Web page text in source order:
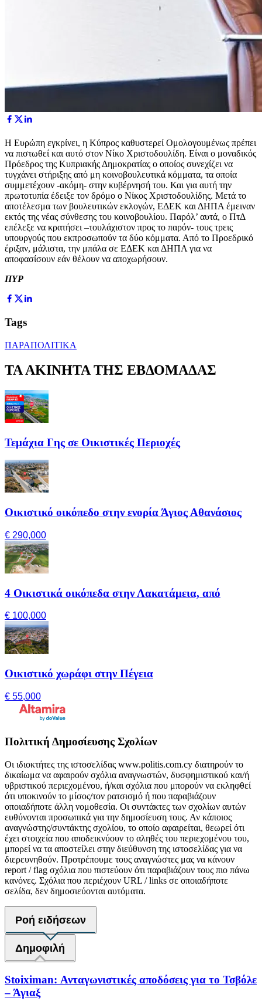
Η Ευρώπη εγκρίνει, η Κύπρος καθυστερεί Ομολογουμένως πρέπει
να πιστωθεί και αυτό στον Νίκο Χριστοδουλίδη. Είναι ο μοναδικός
Πρόεδρος της Κυπριακής Δημοκρατίας ο οποίος συνεχίζει να
τυγχάνει στήριξης από μη κοινοβουλευτικά κόμματα, τα οποία
συμμετέχουν -ακόμη- στην κυβέρνησή του. Και για αυτή την
πρωτοτυπία έδειξε τον δρόμο ο Νίκος Χριστοδουλίδης. Μετά το
αποτέλεσμα των βουλευτικών εκλογών, ΕΔΕΚ και ΔΗΠΑ έμειναν
εκτός της νέας σύνθεσης του κοινοβουλίου. Παρόλ’ αυτά, ο ΠτΔ
επέλεξε να κρατήσει –τουλάχιστον προς το παρόν- τους τρεις
υπουργούς που εκπροσωπούν τα δύο κόμματα. Από το Προεδρικό
έριξαν, μάλιστα, την μπάλα σε ΕΔΕΚ και ΔΗΠΑ για να
αποφασίσουν εάν θέλουν να αποχωρήσουν.
ΠΥΡ
Tags
ΠΑΡΑΠΟΛΙΤΙΚΑ
ΤΑ ΑΚΙΝΗΤΑ ΤΗΣ ΕΒΔΟΜΑΔΑΣ
Τεμάχια Γης σε Οικιστικές Περιοχές
Οικιστικό οικόπεδο στην ενορία Άγιος Αθανάσιος
€ 290,000
4 Οικιστικά οικόπεδα στην Λακατάμεια, από
€ 100,000
Οικιστικό χωράφι στην Πέγεια
€ 55,000
Πολιτική Δημοσίευσης Σχολίων
Οι ιδιοκτήτες της ιστοσελίδας www.politis.com.cy διατηρούν το
δικαίωμα να αφαιρούν σχόλια αναγνωστών, δυσφημιστικού και/ή
υβριστικού περιεχομένου, ή/και σχόλια που μπορούν να εκληφθεί
ότι υποκινούν το μίσος/τον ρατσισμό ή που παραβιάζουν
οποιαδήποτε άλλη νομοθεσία. Οι συντάκτες των σχολίων αυτών
ευθύνονται προσωπικά για την δημοσίευση τους. Αν κάποιος
αναγνώστης/συντάκτης σχολίου, το οποίο αφαιρείται, θεωρεί ότι
έχει στοιχεία που αποδεικνύουν το αληθές του περιεχομένου του,
μπορεί να τα αποστείλει στην διεύθυνση της ιστοσελίδας για να
διερευνηθούν. Προτρέπουμε τους αναγνώστες μας να κάνουν
report / flag σχόλια που πιστεύουν ότι παραβιάζουν τους πιο πάνω
κανόνες. Σχόλια που περιέχουν URL / links σε οποιαδήποτε
σελίδα, δεν δημοσιεύονται αυτόματα.
Ροή ειδήσεων
Δημοφιλή
Stoiximan: Ανταγωνιστικές αποδόσεις για το Τσβόλε
– Άγιαξ